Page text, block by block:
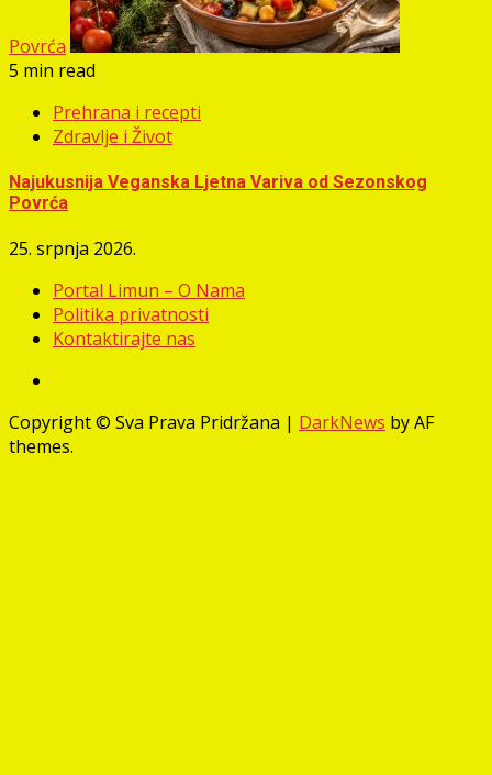
Povrća
5 min read
Prehrana i recepti
Zdravlje i Život
Najukusnija Veganska Ljetna Variva od Sezonskog
Povrća
25. srpnja 2026.
Portal Limun – O Nama
Politika privatnosti
Kontaktirajte nas
Copyright © Sva Prava Pridržana | DarkNews by AF
themes.